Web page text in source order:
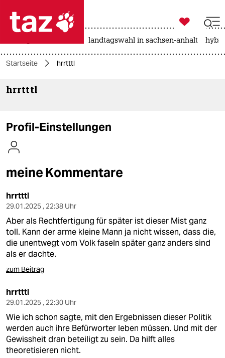

themen
kultur
sport
berlin
nord
wahrheit
verlag
verlag
veranstaltungen
shop

taz zahl ich
landtagswahl in sachsen-anhalt
Startseite hrrtttl
hrrtttl
Profil-Einstellungen
meine Kommentare
hrrtttl
29.01.2025 , 22:38 Uhr
Aber als Rechtfertigung für später ist dieser Mist ganz
toll. Kann der arme kleine Mann ja nicht wissen, dass die,
die unentwegt vom Volk faseln später ganz anders sind
als er dachte.
zum Beitrag
hrrtttl
29.01.2025 , 22:30 Uhr
Wie ich schon sagte, mit den Ergebnissen dieser Politik
werden auch ihre Befürworter leben müssen. Und mit der
Gewissheit dran beteiligt zu sein. Da hilft alles
theoretisieren nicht.